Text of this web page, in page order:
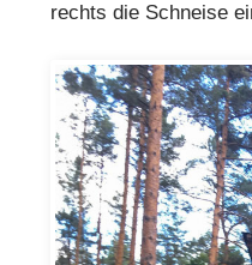
rechts die Schneise